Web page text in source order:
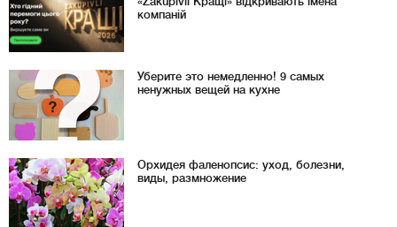
компаній
Уберите это немедленно! 9 самых
ненужных вещей на кухне
Орхидея фаленопсис: уход, болезни,
виды, размножение